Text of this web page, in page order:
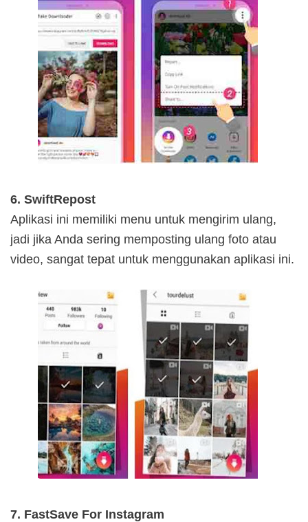
6. SwiftRepost
Aplikasi ini memiliki menu untuk mengirim ulang,
jadi jika Anda sering memposting ulang foto atau
video, sangat tepat untuk menggunakan aplikasi ini.
7. FastSave For Instagram